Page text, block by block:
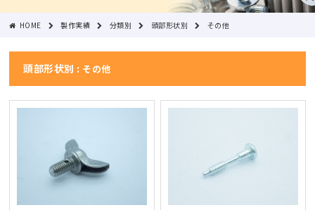
HOME 製作実績 分類別 頭部形状別 その他
頭部形状別 : その他